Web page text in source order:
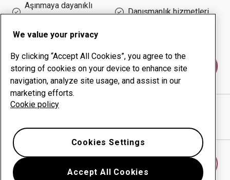
Aşınmaya dayanıklı
ürünler
Danışmanlık hizmetleri
Çalışma süresi yönetimi
Bize ulaşın
TETE ENGINEERING SA
We value your privacy
By clicking “Accept All Cookies”, you agree to the
storing of cookies on your device to enhance site
navigation, analyze site usage, and assist in our
marketing efforts.
Cookie policy
Accept All Cookies
Cookies Settings